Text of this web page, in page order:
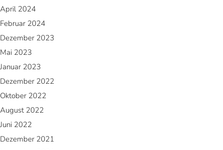
April 2024
Februar 2024
Dezember 2023
Mai 2023
Januar 2023
Dezember 2022
Oktober 2022
August 2022
Juni 2022
Dezember 2021